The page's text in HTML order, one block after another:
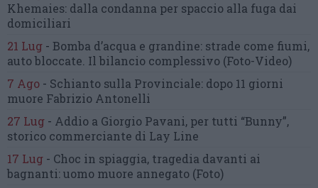
Khemaies: dalla condanna per spaccio alla fuga dai
domiciliari
21 Lug - Bomba d’acqua e grandine: strade come fiumi,
auto bloccate. Il bilancio complessivo (Foto-Video)
7 Ago - Schianto sulla Provinciale: dopo 11 giorni
muore Fabrizio Antonelli
27 Lug - Addio a Giorgio Pavani, per tutti “Bunny”,
storico commerciante di Lay Line
17 Lug - Choc in spiaggia, tragedia davanti ai
bagnanti:uomo muore annegato (Foto)